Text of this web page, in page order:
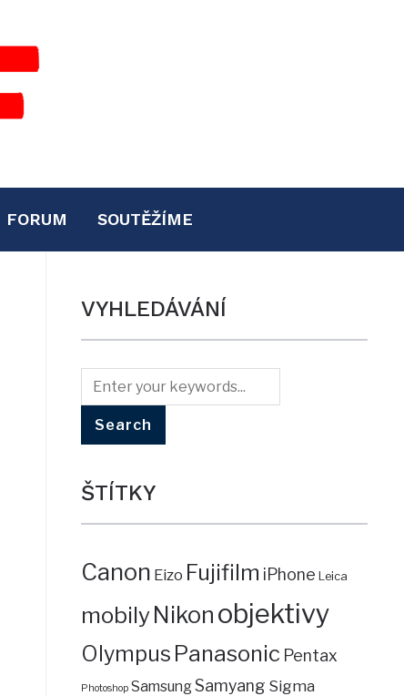
FORUM SOUTĚŽÍME
VYHLEDÁVÁNÍ
ŠTÍTKY
Canon Eizo Fujifilm iPhone Leica
mobilyNikon objektivy
Olympus Panasonic Pentax
Photoshop SamsungSamyang Sigma